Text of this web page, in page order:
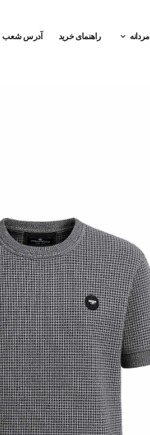
مردانه راهنمای خرید آدرس شعب